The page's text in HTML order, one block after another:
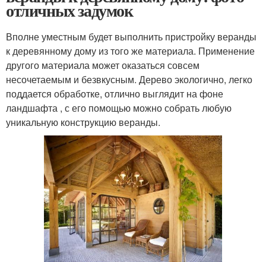
отличных задумок
Вполне уместным будет выполнить пристройку веранды
к деревянному дому из того же материала. Применение
другого материала может оказаться совсем
несочетаемым и безвкусным. Дерево экологично, легко
поддается обработке, отлично выглядит на фоне
ландшафта , с его помощью можно собрать любую
уникальную конструкцию веранды.